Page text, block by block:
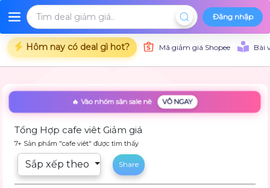
Đăng nhập
Hôm nay có deal gì hot? Mã giảm giá Shopee Bài
🔥 Vào nhóm săn sale nè VÔ NGAY
Tổng Hợp cafe viêt Giảm giá
7+ Sản phẩm "cafe viêt" được tìm thấy
Sắp xếp theo Share